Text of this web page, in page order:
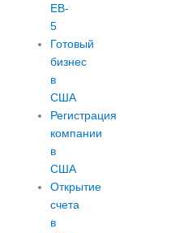
EB-
5
Готовый
бизнес
в
США
Регистрация
компании
в
США
Открытие
счета
в